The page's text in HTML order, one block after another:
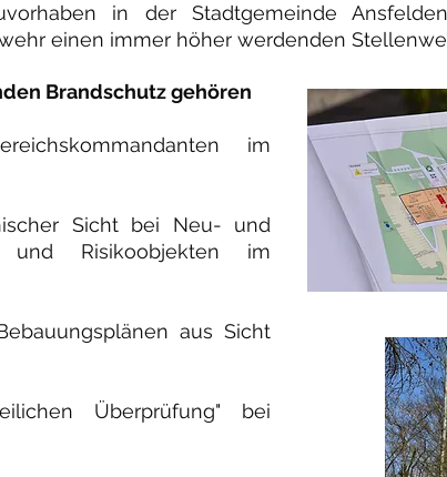
in der Stadtgemeinde
einen immer höher werdenden
Brandschutz gehören
im
Sicht bei Neu- und
Risikoobjekten im
aus Sicht
Überprüfung" bei